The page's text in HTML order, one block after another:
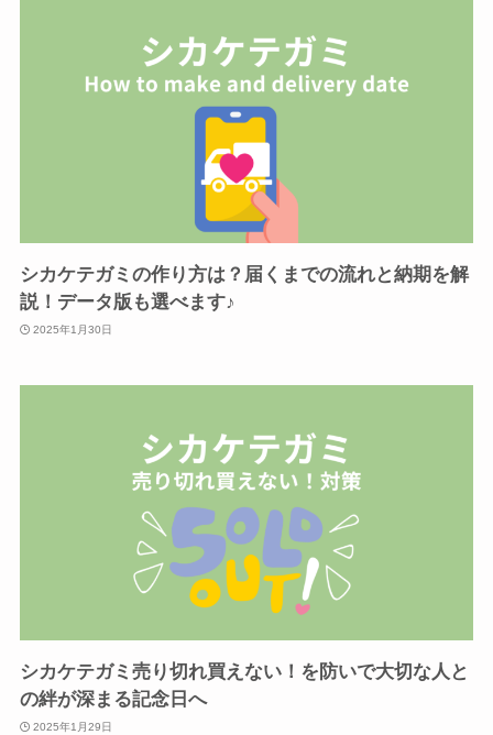
シカケテガミの作り方は？届くまでの流れと納期を解
説！データ版も選べます♪
2025年1月30日
シカケテガミ売り切れ買えない！を防いで大切な人と
の絆が深まる記念日へ
2025年1月29日